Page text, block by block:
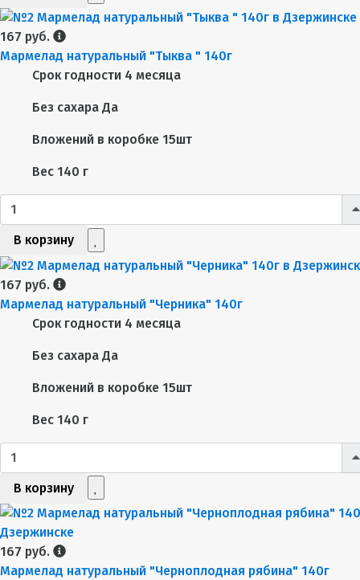
167 руб.
Мармелад натуральный "Тыква " 140г
Срок годности 4 месяца
Без сахара Да
Вложений в коробке 15шт
Вес 140 г
В корзину
167 руб.
Мармелад натуральный "Черника" 140г
Срок годности 4 месяца
Без сахара Да
Вложений в коробке 15шт
Вес 140 г
В корзину
167 руб.
Мармелад натуральный "Черноплодная рябина" 140г